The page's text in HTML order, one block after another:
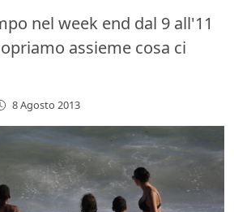
nel week end dal 9 all'11
assieme cosa ci
8 Agosto 2013